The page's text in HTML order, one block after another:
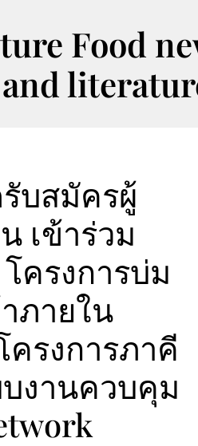
Food
บสมัครผู้
เข้าร่วม
ครงการบ่ม
ภายใน
รงการภาคี
งานควบคุม